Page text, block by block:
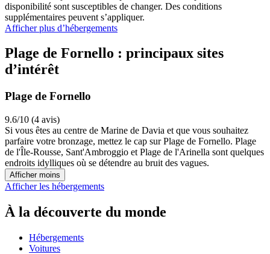
disponibilité sont susceptibles de changer. Des conditions
supplémentaires peuvent s’appliquer.
Afficher plus d’hébergements
Plage de Fornello : principaux sites
d’intérêt
Plage de Fornello
9.6/10 (4 avis)
Si vous êtes au centre de Marine de Davia et que vous souhaitez
parfaire votre bronzage, mettez le cap sur Plage de Fornello. Plage
de l'Île-Rousse, Sant'Ambroggio et Plage de l'Arinella sont quelques
endroits idylliques où se détendre au bruit des vagues.
Afficher moins
Afficher les hébergements
À la découverte du monde
Hébergements
Voitures